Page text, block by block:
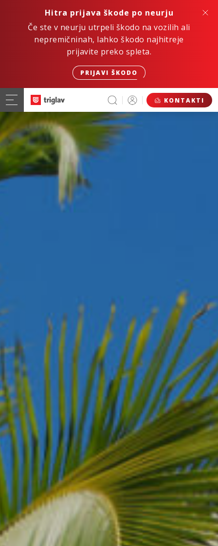
Hitra prijava škode po neurju
Če ste v neurju utrpeli škodo na vozilih ali
nepremičninah, lahko škodo najhitreje
prijavite preko spleta.
PRIJAVI ŠKODO
KONTAKTI